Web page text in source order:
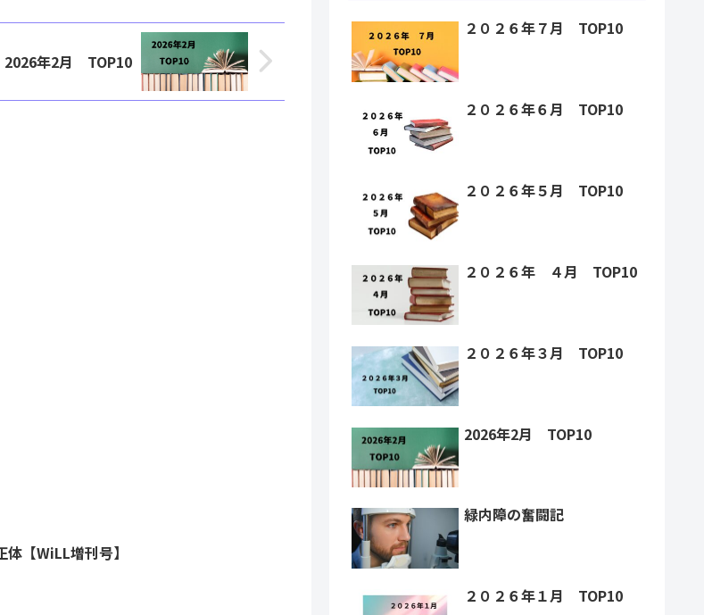
2026年2月 TOP10
【WiLL増刊号】
２０２６年７月 TOP10
２０２６年６月 TOP10
２０２６年５月 TOP10
２０２６年 ４月 TOP10
２０２６年３月 TOP10
2026年2月 TOP10
緑内障の奮闘記
２０２６年１月 TOP10